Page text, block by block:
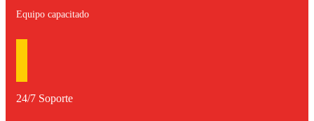
Equipo capacitado
24/7 Soporte